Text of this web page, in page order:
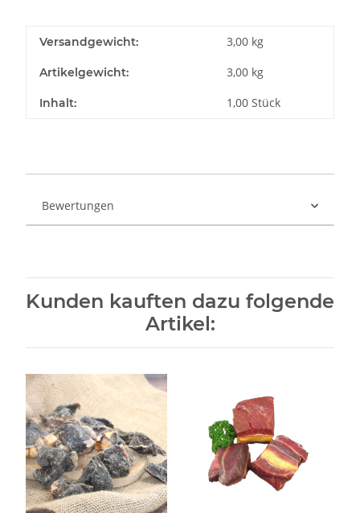
Versandgewicht: 3,00 kg
Artikelgewicht: 3,00 kg
Inhalt: 1,00 Stück
Bewertungen
Kunden kauften dazu folgende
Artikel: